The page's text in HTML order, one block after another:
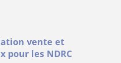
vente et
pour les NDRC